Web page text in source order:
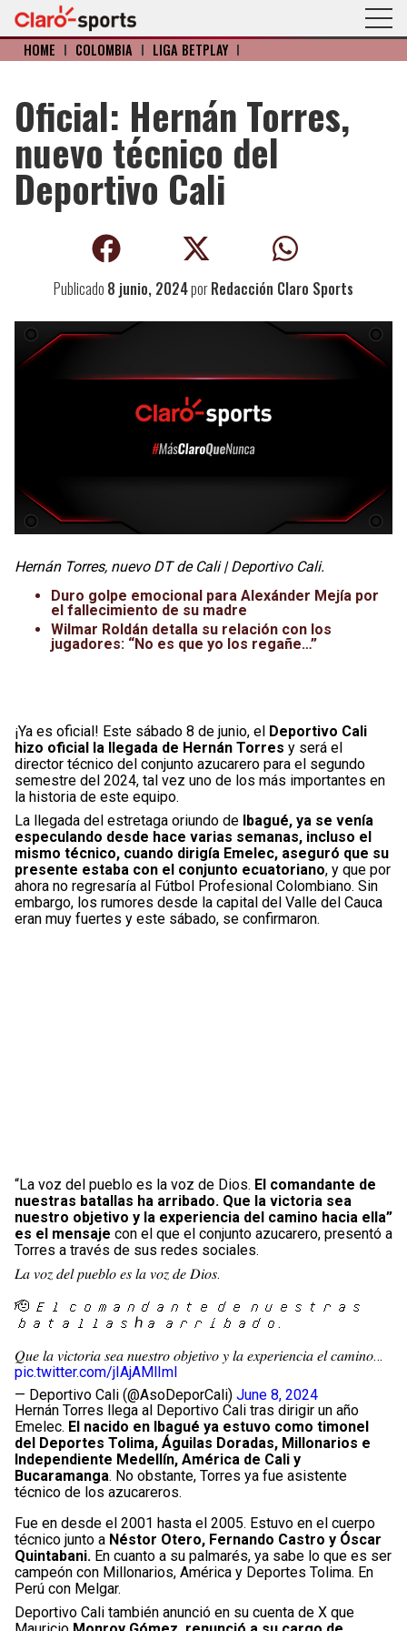
HOME I COLOMBIA I LIGA BETPLAY I
Oficial: Hernán Torres,
nuevo técnico del
Deportivo Cali
Publicado 8 junio, 2024porRedacción Claro Sports
Hernán Torres, nuevo DT de Cali | Deportivo Cali.
Duro golpe emocional para Alexánder Mejía por
el fallecimiento de su madre
Wilmar Roldán detalla su relación con los
jugadores: “No es que yo los regañe…”
¡Ya es oficial! Este sábado 8 de junio, el Deportivo Cali
hizo oficial la llegada de Hernán Torres y será el
director técnico del conjunto azucarero para el segundo
semestre del 2024, tal vez uno de los más importantes en
la historia de este equipo.
La llegada del estretaga oriundo de Ibagué, ya se venía
especulando desde hace varias semanas, incluso el
mismo técnico, cuando dirigía Emelec, aseguró que su
presente estaba con el conjunto ecuatoriano, y que por
ahora no regresaría al Fútbol Profesional Colombiano. Sin
embargo, los rumores desde la capital del Valle del Cauca
eran muy fuertes y este sábado, se confirmaron.
“La voz del pueblo es la voz de Dios. El comandante de
nuestras batallas ha arribado. Que la victoria sea
nuestro objetivo y la experiencia del camino hacia ella”
es el mensaje con el que el conjunto azucarero, presentó a
Torres a través de sus redes sociales.
𝐿𝑎 𝑣𝑜𝑧 𝑑𝑒𝑙 𝑝𝑢𝑒𝑏𝑙𝑜 𝑒𝑠 𝑙𝑎 𝑣𝑜𝑧 𝑑𝑒 𝐷𝑖𝑜𝑠.
🫡 𝐸𝑙 𝑐𝑜𝑚𝑎𝑛𝑑𝑎𝑛𝑡𝑒 𝑑𝑒 𝑛𝑢𝑒𝑠𝑡𝑟𝑎𝑠
𝑏𝑎𝑡𝑎𝑙𝑙𝑎𝑠 ℎ𝑎 𝑎𝑟𝑟𝑖𝑏𝑎𝑑𝑜.
𝑄𝑢𝑒 𝑙𝑎 𝑣𝑖𝑐𝑡𝑜𝑟𝑖𝑎 𝑠𝑒𝑎 𝑛𝑢𝑒𝑠𝑡𝑟𝑜 𝑜𝑏𝑗𝑒𝑡𝑖𝑣𝑜 𝑦 𝑙𝑎 𝑒𝑥𝑝𝑒𝑟𝑖𝑒𝑛𝑐𝑖𝑎 𝑒𝑙 𝑐𝑎𝑚𝑖𝑛𝑜…
pic.twitter.com/jIAjAMlImI
— Deportivo Cali (@AsoDeporCali) June 8, 2024
Hernán Torres llega al Deportivo Cali tras dirigir un año
Emelec. El nacido en Ibagué ya estuvo como timonel
del Deportes Tolima, Águilas Doradas, Millonarios e
Independiente Medellín, América de Cali y
Bucaramanga. No obstante, Torres ya fue asistente
técnico de los azucareros.
Fue en desde el 2001 hasta el 2005. Estuvo en el cuerpo
técnico junto a Néstor Otero, Fernando Castro y Óscar
Quintabani. En cuanto a su palmarés, ya sabe lo que es ser
campeón con Millonarios, América y Deportes Tolima. En
Perú con Melgar.
Deportivo Cali también anunció en su cuenta de X que